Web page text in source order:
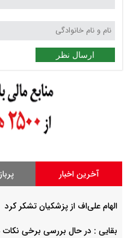
ارسال نظر
آخرین اخبار
الهام علی‌اف از پزشکیان تشکر کرد
بقایی : در حال بررسی برخی نکات